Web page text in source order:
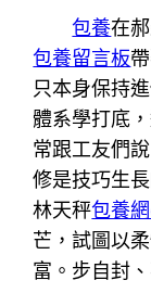
包養在
包養留言板
只本身保持
體系學打底
常跟工友們
修是技巧生
林天秤包養
芒，試圖以
富。步自封